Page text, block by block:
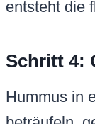
entsteht die
Schritt 4:
Hummus in